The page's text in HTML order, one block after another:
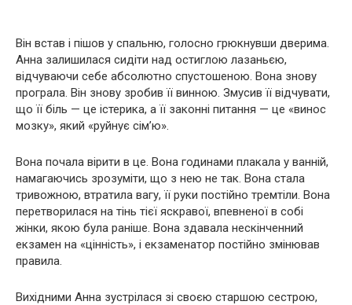
Він встав і пішов у спальню, голосно грюкнувши дверима.
Анна залишилася сидіти над остиглою лазаньєю,
відчуваючи себе абсолютно спустошеною. Вона знову
програла. Він знову зробив її винною. Змусив її відчувати,
що її біль — це істерика, а її законні питання — це «винос
мозку», який «руйнує сім’ю».
Вона почала вірити в це. Вона годинами плакала у ванній,
намагаючись зрозуміти, що з нею не так. Вона стала
тривожною, втратила вагу, її руки постійно тремтіли. Вона
перетворилася на тінь тієї яскравої, впевненої в собі
жінки, якою була раніше. Вона здавала нескінченний
екзамен на «цінність», і екзаменатор постійно змінював
правила.
Вихідними Анна зустрілася зі своєю старшою сестрою,